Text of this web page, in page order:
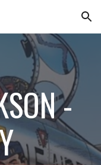
Skip to navigation
-